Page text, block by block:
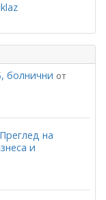
болнични от
на
и